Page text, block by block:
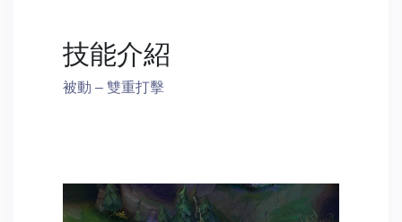
技能介紹
被動 – 雙重打擊